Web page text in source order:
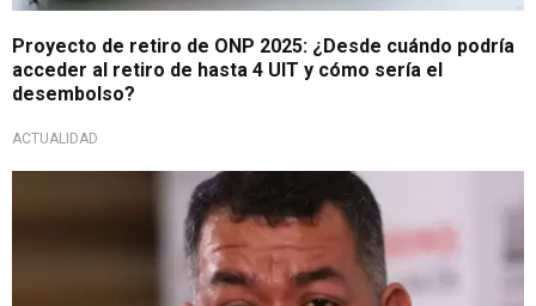
Proyecto de retiro de ONP 2025: ¿Desde cuándo podría
acceder al retiro de hasta 4 UIT y cómo sería el
desembolso?
ACTUALIDAD
Por presunto peculado